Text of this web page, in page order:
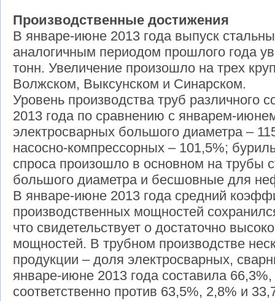
Производственные достижения
В январе-июне 2013 года выпуск
аналогичным периодом прошлого года
тонн. Увеличение произошло на трех
Волжском, Выксунском и Синарском.
Уровень производства труб различного
2013 года по сравнению с январем-
электросварных большого диаметра –
насосно-компрессорных – 101,5%;
спроса произошло в основном на трубы
большого диаметра и бесшовные для
В январе-июне 2013 года средний
производственных мощностей
что свидетельствует о достаточно
мощностей. В трубном производстве
продукции – доля электросварных,
январе-июне 2013 года составила
соответственно против 63,5%, 2,8% и